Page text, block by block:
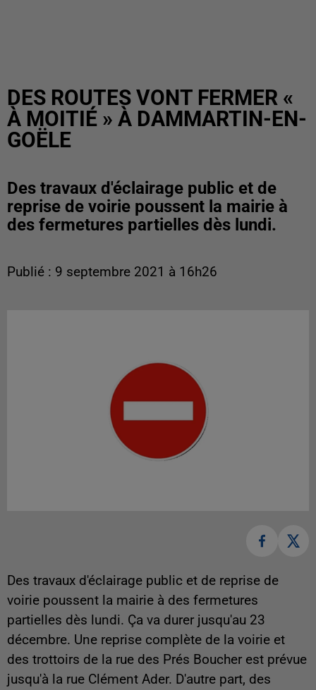
DES ROUTES VONT FERMER «
À MOITIÉ » À DAMMARTIN-EN-
GOËLE
Des travaux d'éclairage public et de
reprise de voirie poussent la mairie à
des fermetures partielles dès lundi.
Publié : 9 septembre 2021 à 16h26
Des travaux d'éclairage public et de reprise de
voirie poussent la mairie à des fermetures
partielles dès lundi. Ça va durer jusqu'au 23
décembre. Une reprise complète de la voirie et
des trottoirs de la rue des Prés Boucher est prévue
jusqu'à la rue Clément Ader. D'autre part, des